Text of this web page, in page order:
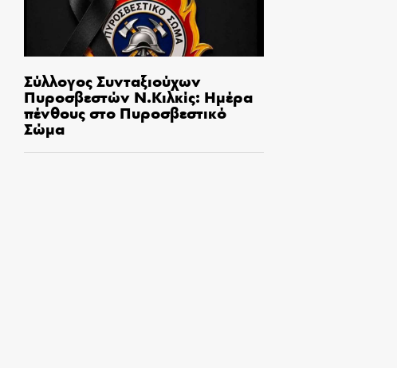
Σύλλογος Συνταξιούχων
Πυροσβεστών Ν.Κιλκίς: Ημέρα
πένθους στο Πυροσβεστικό
Σώμα